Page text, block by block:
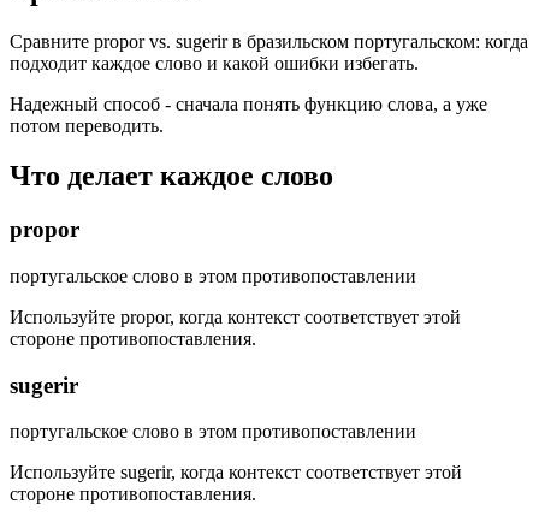
Сравните propor vs. sugerir в бразильском португальском: когда
подходит каждое слово и какой ошибки избегать.
Надежный способ - сначала понять функцию слова, а уже
потом переводить.
Что делает каждое слово
propor
португальское слово в этом противопоставлении
Используйте propor, когда контекст соответствует этой
стороне противопоставления.
sugerir
португальское слово в этом противопоставлении
Используйте sugerir, когда контекст соответствует этой
стороне противопоставления.